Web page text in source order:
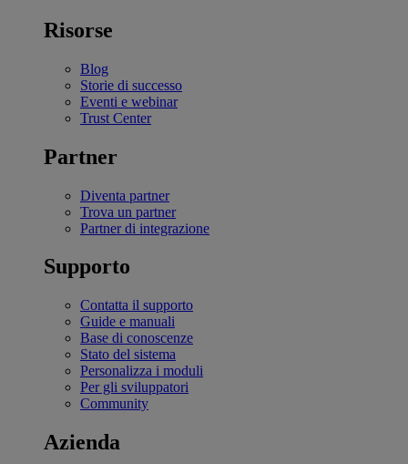
Risorse
Blog
Storie di successo
Eventi e webinar
Trust Center
Partner
Diventa partner
Trova un partner
Partner di integrazione
Supporto
Contatta il supporto
Guide e manuali
Base di conoscenze
Stato del sistema
Personalizza i moduli
Per gli sviluppatori
Community
Azienda